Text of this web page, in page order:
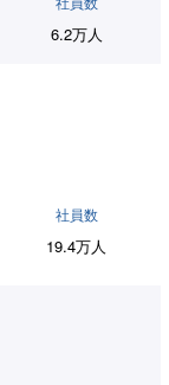
6.2万人
社員数
19.4万人